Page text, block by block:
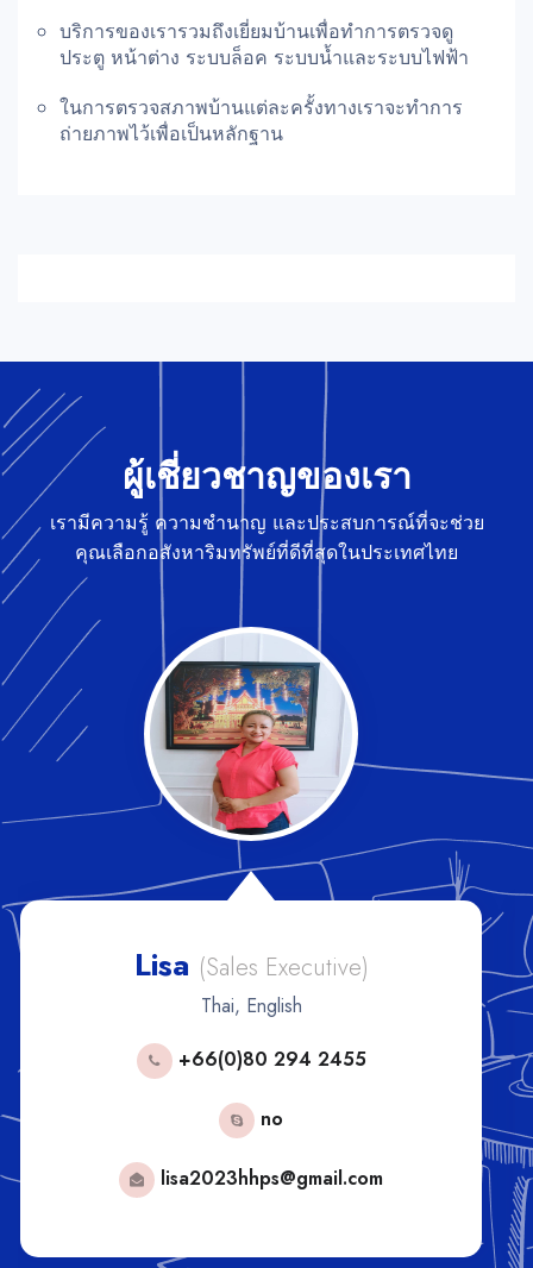
บริการของเรารวมถึงเยี่ยมบ้านเพื่อทำการตรวจดู
ประตู หน้าต่าง ระบบล็อค ระบบน้ำและระบบไฟฟ้า
ในการตรวจสภาพบ้านแต่ละครั้งทางเราจะทำการ
ถ่ายภาพไว้เพื่อเป็นหลักฐาน
ผู้เชี่ยวชาญของเรา
เรามีความรู้ ความชำนาญ และประสบการณ์ที่จะช่วย
คุณเลือกอสังหาริมทรัพย์ที่ดีที่สุดในประเทศไทย
Tong(Sales Executive)
+ 66 80 450 1333
tong.hhps2025@gmail.com